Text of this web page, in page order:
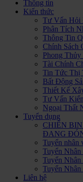
Thông tin
Kiến thức
Tư Vấn Hỏi
Phân Tích
Thông Tin
Chính Sách
Phong
Tài Chính
Tin Tức Thị
Bất Động
Thiết Kế
Tư Vấn
Ngoại Thất
Tuyển dụng
CHIẾN
ĐANG
Tuyển nhân
Tuyển
Tuyển
Tuyển
Liên hệ